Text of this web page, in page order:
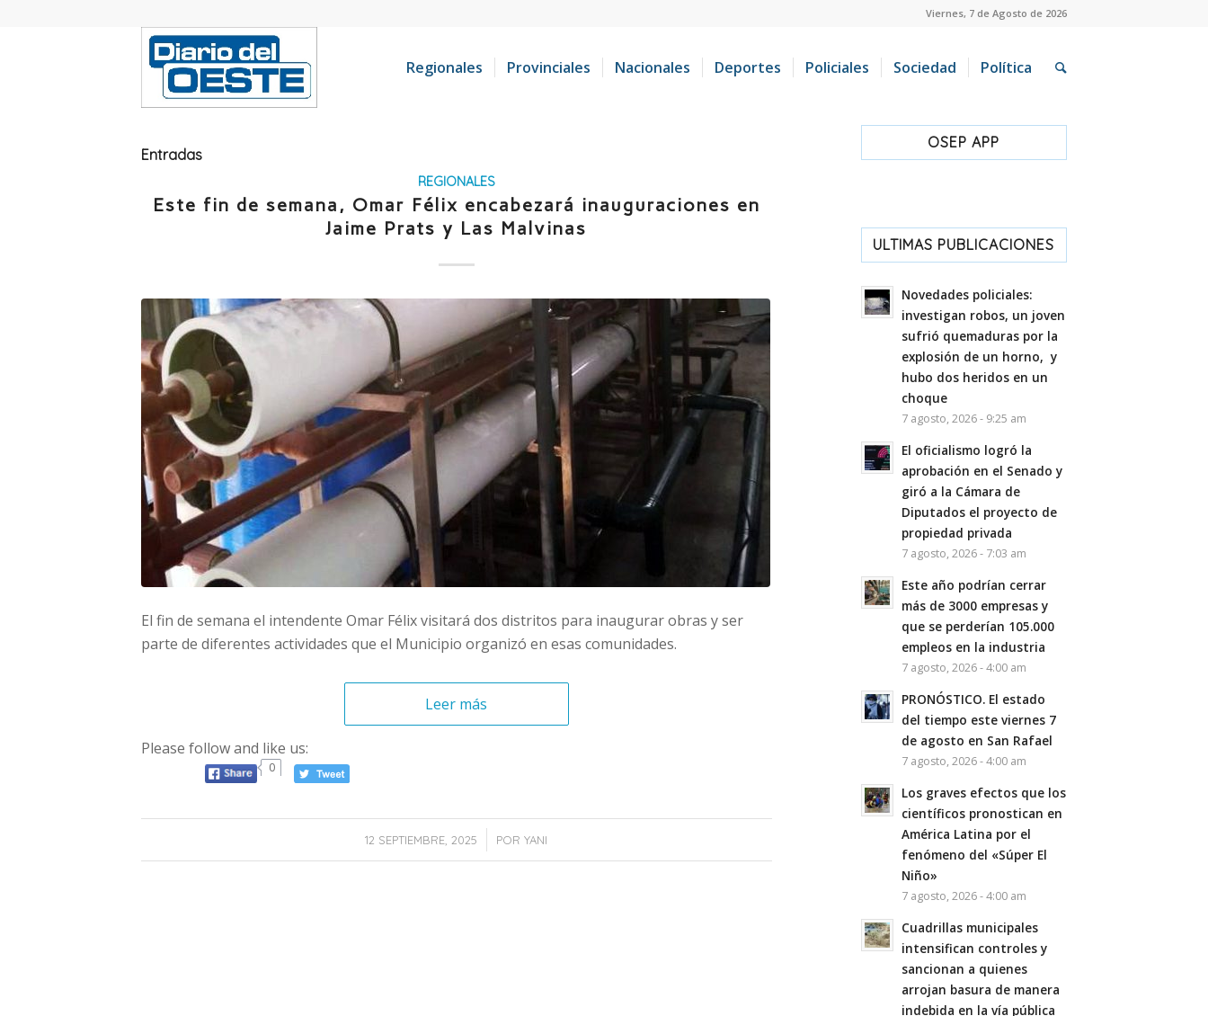
Viernes, 7 de Agosto de 2026
Regionales Provinciales Nacionales Deportes Policiales Sociedad Política
Entradas
REGIONALES
Este fin de semana, Omar Félix encabezará inauguraciones en
Jaime Prats y Las Malvinas
El fin de semana el intendente Omar Félix visitará dos distritos para inaugurar obras y ser
parte de diferentes actividades que el Municipio organizó en esas comunidades.
Leer más
Please follow and like us:
0
12 SEPTIEMBRE, 2025
/ PORYANI
OSEP APP
ULTIMAS PUBLICACIONES
Novedades policiales:
investigan robos, un joven
sufrió quemaduras por la
explosión de un horno, y
hubo dos heridos en un
choque
7 agosto, 2026 - 9:25 am
El oficialismo logró la
aprobación en el Senado y
giró a la Cámara de
Diputados el proyecto de
propiedad privada
7 agosto, 2026 - 7:03 am
Este año podrían cerrar
más de 3000 empresas y
que se perderían 105.000
empleos en la industria
7 agosto, 2026 - 4:00 am
PRONÓSTICO. El estado
del tiempo este viernes 7
de agosto en San Rafael
7 agosto, 2026 - 4:00 am
Los graves efectos que los
científicos pronostican en
América Latina por el
fenómeno del «Súper El
Niño»
7 agosto, 2026 - 4:00 am
Cuadrillas municipales
intensifican controles y
sancionan a quienes
arrojan basura de manera
indebida en la vía pública